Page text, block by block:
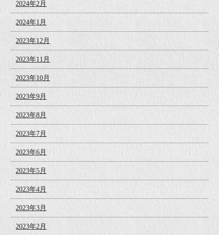
2024年2月
2024年1月
2023年12月
2023年11月
2023年10月
2023年9月
2023年8月
2023年7月
2023年6月
2023年5月
2023年4月
2023年3月
2023年2月